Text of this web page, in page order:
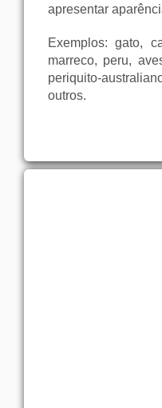
apresentar
Exemplos: gato,
marreco, peru,
periquito-
outros.